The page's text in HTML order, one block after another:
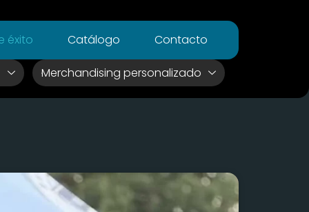
éxito Catálogo Contacto
Merchandising personalizado